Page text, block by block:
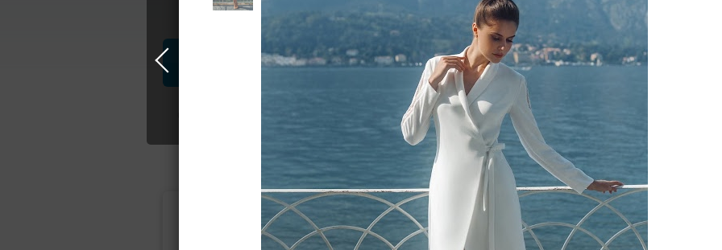
Профессионалы и услуги Свадебные платья Банкет Транспорт
Свадебные платья
Подбор свадебного платья
По стилю